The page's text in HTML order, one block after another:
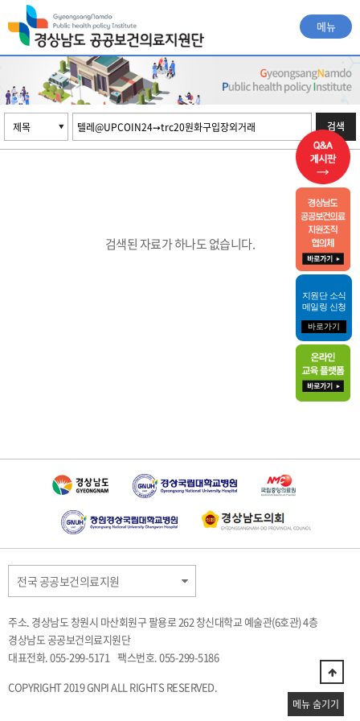
메뉴
검색
검색된 자료가 하나도 없습니다.
전국 공공보건의료지원
주소. 경상남도 창원시 마산회원구 팔용로 262 창신대학교 예술관(6호관) 4층
경상남도 공공보건의료지원단
대표전화. 055-299-5171 팩스번호. 055-299-5186
COPYRIGHT 2019 GNPI ALL RIGHTS RESERVED.
지원단 소식
메일링 신청
바로가기
메뉴 숨기기